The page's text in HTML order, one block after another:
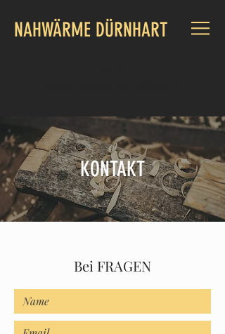
NAHWÄRME DÜRNHART
KONTAKT
Bei FRAGEN